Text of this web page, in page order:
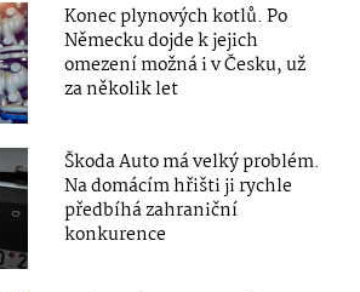
Konec plynových kotlů. Po
Německu dojde k jejich
omezení možná i v Česku, už
za několik let
Škoda Auto má velký problém.
Na domácím hřišti ji rychle
předbíhá zahraniční
konkurence